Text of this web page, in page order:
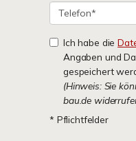
Ich habe die
Angaben und
gespeichert
(Hinweis: Sie
bau.de
* Pflichtfelder